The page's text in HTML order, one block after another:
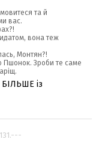
та й
вас.
вона теж
Монтян?!
Пшонок. Зроби те саме
БІЛЬШЕ із